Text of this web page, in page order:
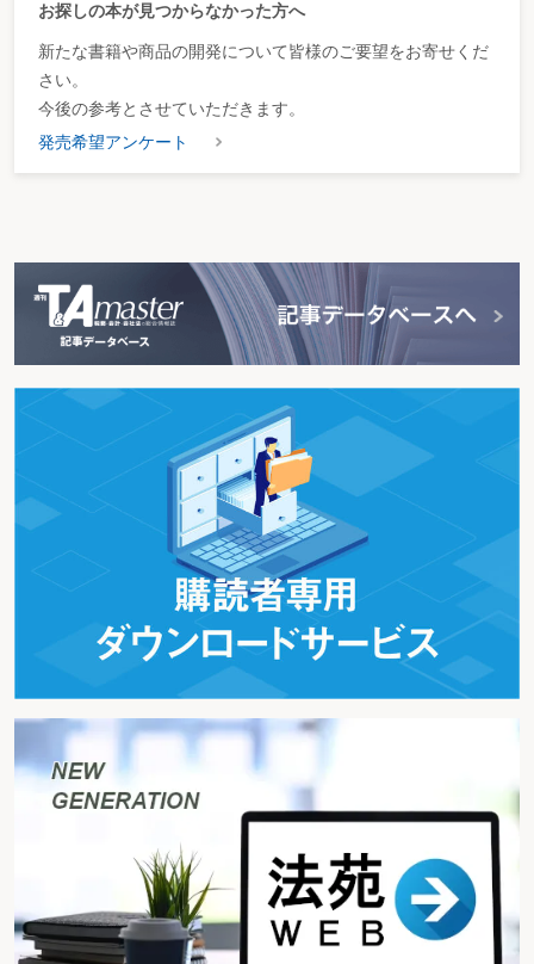
お探しの本が見つからなかった方へ
新たな書籍や商品の開発について皆様のご要望をお寄せくだ
さい。
今後の参考とさせていただきます。
発売希望アンケート